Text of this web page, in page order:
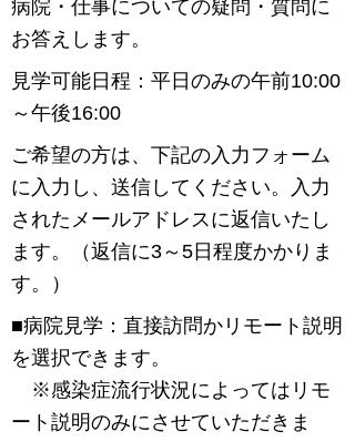
病院・仕事についての疑問・質問に
お答えします。
見学可能日程：平日のみの午前10:00
～午後16:00
ご希望の方は、下記の入力フォーム
に入力し、送信してください。入力
されたメールアドレスに返信いたし
ます。（返信に3～5日程度かかりま
す。）
■病院見学：直接訪問かリモート説明
を選択できます。
※感染症流行状況によってはリモ
ート説明のみにさせていただきま